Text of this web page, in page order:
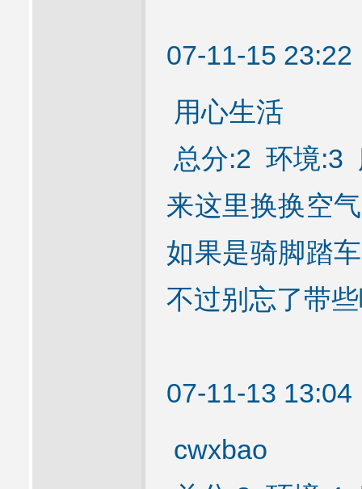
07-11-15
用心生活
总分:2 环境:3
来这里换换空
如果是骑脚踏
不过别忘了带
07-11-13
cwxbao